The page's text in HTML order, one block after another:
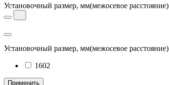
Установочный размер, мм(межосевое расстояние)
Установочный размер, мм(межосевое расстояние)
1602
Применить